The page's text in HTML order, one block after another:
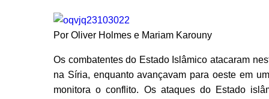
Por Oliver Holmes e Mariam Karouny
Os combatentes do Estado Islâmico atacaram
na Síria, enquanto avançavam para oeste em
monitora o conflito. Os ataques do Estado